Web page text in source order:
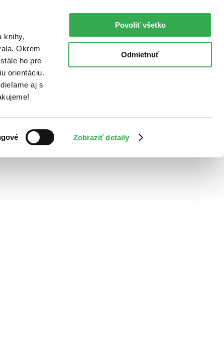
knihy,
Okrem
ho pre
orientáciu.
aj s
Zobraziť detaily
Povoliť všetko
Odmietnuť